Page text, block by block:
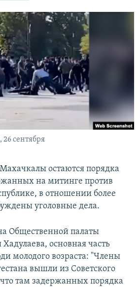
РАССЫЛКУ
сентября
остаются порядка
на митинге против
в отношении более
уголовные дела.
Общественной палаты
основная часть
молодого возраста: "Члены
вышли из Советского
там задержанных порядка